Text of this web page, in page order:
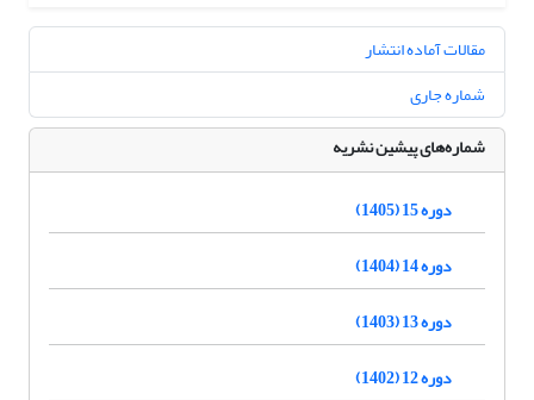
مقالات آماده انتشار
شماره جاری
شماره‌های پیشین نشریه
دوره 15 (1405)
دوره 14 (1404)
دوره 13 (1403)
دوره 12 (1402)